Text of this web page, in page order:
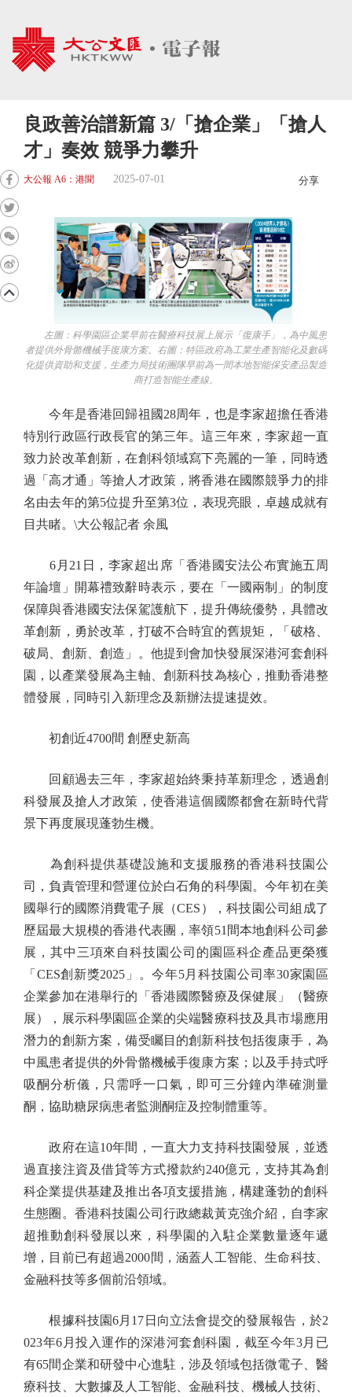
良政善治譜新篇 3/「搶企業」「搶人
才」奏效 競爭力攀升
大公報 A6：港聞 2025-07-01 分享
左圖：科學園區企業早前在醫療科技展上展示「復康手」，為中風患
者提供外骨骼機械手復康方案。右圖：特區政府為工業生產智能化及數碼
化提供資助和支援，生產力局技術團隊早前為一間本地智能保安產品製造
商打造智能生產線。
今年是香港回歸祖國28周年，也是李家超擔任香港
特別行政區行政長官的第三年。這三年來，李家超一直
致力於改革創新，在創科領域寫下亮麗的一筆，同時透
過「高才通」等搶人才政策，將香港在國際競爭力的排
名由去年的第5位提升至第3位，表現亮眼，卓越成就有
目共睹。\大公報記者 余風
6月21日，李家超出席「香港國安法公布實施五周
年論壇」開幕禮致辭時表示，要在「一國兩制」的制度
保障與香港國安法保駕護航下，提升傳統優勢，具體改
革創新，勇於改革，打破不合時宜的舊規矩，「破格、
破局、創新、創造」。他提到會加快發展深港河套創科
園，以產業發展為主軸、創新科技為核心，推動香港整
體發展，同時引入新理念及新辦法提速提效。
初創近4700間 創歷史新高
回顧過去三年，李家超始終秉持革新理念，透過創
科發展及搶人才政策，使香港這個國際都會在新時代背
景下再度展現蓬勃生機。
為創科提供基礎設施和支援服務的香港科技園公
司，負責管理和營運位於白石角的科學園。今年初在美
國舉行的國際消費電子展（CES），科技園公司組成了
歷屆最大規模的香港代表團，率領51間本地創科公司參
展，其中三項來自科技園公司的園區科企產品更榮獲
「CES創新獎2025」。今年5月科技園公司率30家園區
企業參加在港舉行的「香港國際醫療及保健展」（醫療
展），展示科學園區企業的尖端醫療科技及具市場應用
潛力的創新方案，備受矚目的創新科技包括復康手，為
中風患者提供的外骨骼機械手復康方案；以及手持式呼
吸酮分析儀，只需呼一口氣，即可三分鐘內準確測量
酮，協助糖尿病患者監測酮症及控制體重等。
政府在這10年間，一直大力支持科技園發展，並透
過直接注資及借貸等方式撥款約240億元，支持其為創
科企業提供基建及推出各項支援措施，構建蓬勃的創科
生態圈。香港科技園公司行政總裁黃克強介紹，自李家
超推動創科發展以來，科學園的入駐企業數量逐年遞
增，目前已有超過2000間，涵蓋人工智能、生命科技、
金融科技等多個前沿領域。
根據科技園6月17日向立法會提交的發展報告，於2
023年6月投入運作的深港河套創科園，截至今年3月已
有65間企業和研發中心進駐，涉及領域包括微電子、醫
療科技、大數據及人工智能、金融科技、機械人技術、